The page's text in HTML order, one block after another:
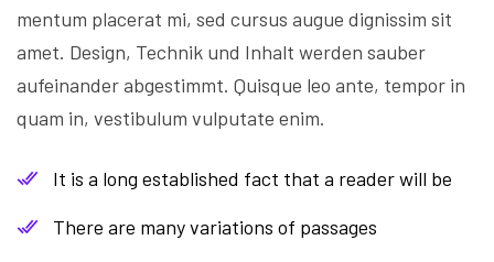
mentum placerat mi, sed cursus augue dignissim sit
amet. Design, Technik und Inhalt werden sauber
aufeinander abgestimmt. Quisque leo ante, tempor in
quam in, vestibulum vulputate enim.
It is a long established fact that a reader will be
There are many variations of passages